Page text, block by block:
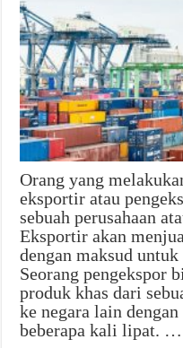
Orang yang
eksportir atau
sebuah perusahaan
Eksportir akan
dengan maksud
Seorang pengekspor
produk khas dari
ke negara lain
beberapa kali lipat. …